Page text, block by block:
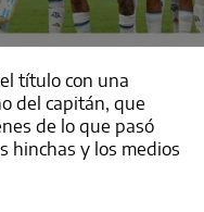
título con una
del capitán, que
de lo que pasó
hinchas y los medios